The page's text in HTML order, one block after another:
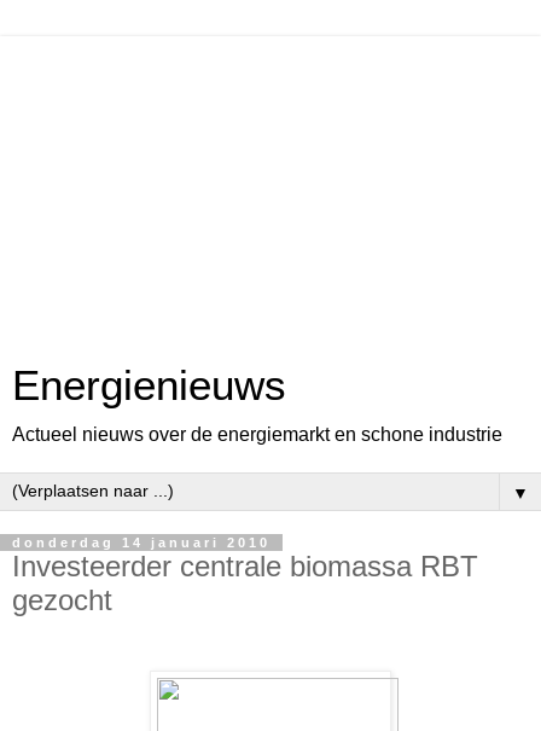
Energienieuws
Actueel nieuws over de energiemarkt en schone industrie
▼
donderdag 14 januari 2010
Investeerder centrale biomassa RBT
gezocht